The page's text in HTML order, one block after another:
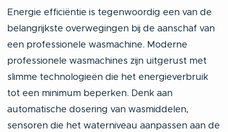
Energie efficiëntie is tegenwoordig een van de
belangrijkste overwegingen bij de aanschaf van
een professionele wasmachine. Moderne
professionele wasmachines zijn uitgerust met
slimme technologieën die het energieverbruik
tot een minimum beperken. Denk aan
automatische dosering van wasmiddelen,
sensoren die het waterniveau aanpassen aan de